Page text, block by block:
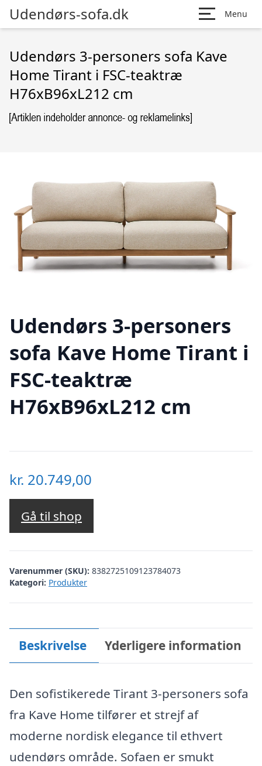
Udendørs-sofa.dk Menu
Udendørs 3-personers sofa Kave
Home Tirant i FSC-teaktræ
H76xB96xL212 cm
Udendørs 3-personers
sofa Kave Home Tirant i
FSC-teaktræ
H76xB96xL212 cm
kr. 20.749,00
Gå til shop
Varenummer (SKU): 8382725109123784073
Kategori: Produkter
Beskrivelse Yderligere information
Den sofistikerede Tirant 3-personers sofa
fra Kave Home tilfører et strejf af
moderne nordisk elegance til ethvert
udendørs område. Sofaen er smukt